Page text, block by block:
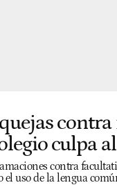
culpa
contra
el uso de la lengua